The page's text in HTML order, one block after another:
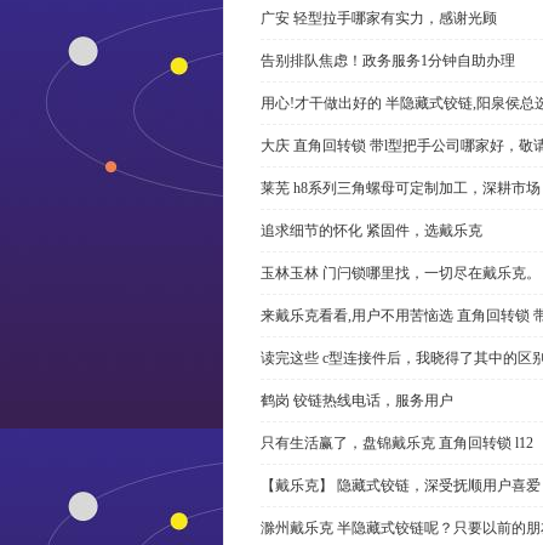
广安 轻型拉手哪家有实力，感谢光顾
告别排队焦虑！政务服务1分钟自助办理
用心!才干做出好的 半隐藏式铰链,阳泉侯总
大庆 直角回转锁 带l型把手公司哪家好，敬
莱芜 h8系列三角螺母可定制加工，深耕市场
追求细节的怀化 紧固件，选戴乐克
玉林玉林 门闩锁哪里找，一切尽在戴乐克。
来戴乐克看看,用户不用苦恼选 直角回转锁
读完这些 c型连接件后，我晓得了其中的区
鹤岗 铰链热线电话，服务用户
只有生活赢了，盘锦戴乐克 直角回转锁 l12
【戴乐克】 隐藏式铰链，深受抚顺用户喜
滁州戴乐克 半隐藏式铰链呢？只要以前的